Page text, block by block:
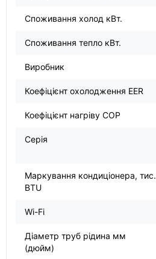
Споживання холод кВт.
Споживання тепло кВт.
Виробник
Коефіцієнт охолодження EER
Коефіцієнт нагріву COP
Серія
Маркування кондиціонера, тис.
BTU
Wi-Fi
Діаметр труб рідина мм
(дюйм)